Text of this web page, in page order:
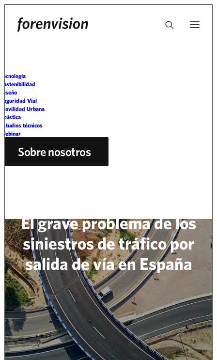
Tecnología
Sostenibilidad
Diseño
Seguridad Vial
Movilidad Urbana
Acústica
Estudios técnicos
Webinar
Sobre nosotros
El grave problema de los
siniestros de tráfico por
salida de vía en España